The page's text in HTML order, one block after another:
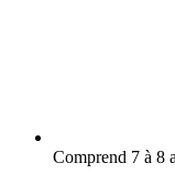
Comprend 7 à 8